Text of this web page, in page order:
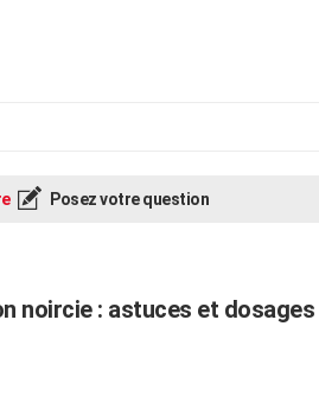
Posez votre question
noircie : astuces et dosages